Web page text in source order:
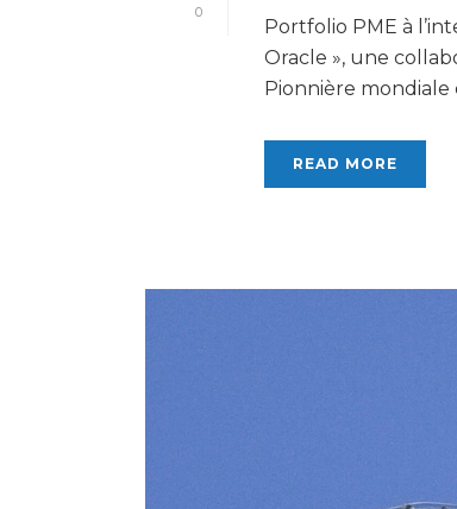
0
Portfolio PME à
Oracle », une
Pionnière mondiale
READ MORE